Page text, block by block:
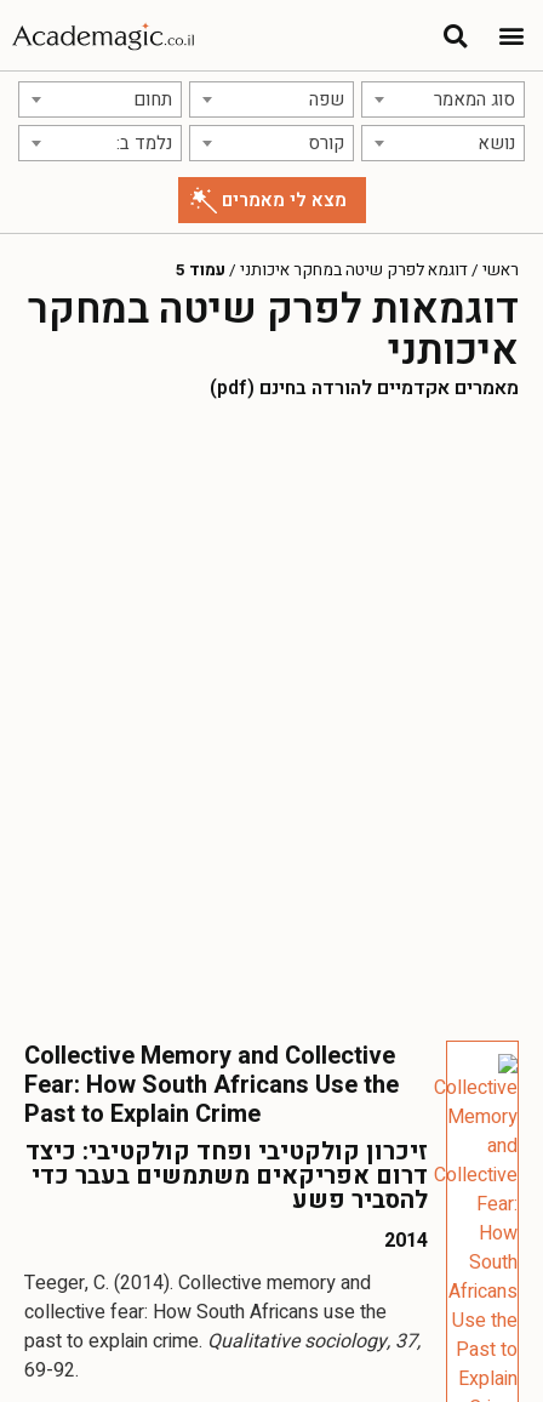
סוג המאמר שפה
תחום
נושא
קורס נלמד ב:
ראשי /דוגמא לפרק שיטה במחקר איכותני / עמוד 5
דוגמאות לפרק שיטה במחקר
איכותני
מאמרים אקדמיים להורדה בחינם (pdf)
Collective Memory and Collective
Fear: How South Africans Use the
Past to Explain Crime
זיכרון קולקטיבי ופחד קולקטיבי: כיצד
דרום אפריקאים משתמשים בעבר כדי
להסביר פשע
2014
Teeger, C. (2014). Collective memory and
collective fear: How South Africans use the
past to explain crime. Qualitative sociology, 37,
69-92.